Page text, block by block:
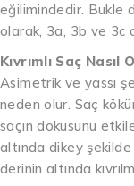
eğilimindedir. Bukle
olarak, 3a, 3b ve 3c
Kıvrımlı Saç Nasıl
Asimetrik ve yassı
neden olur. Saç
saçın dokusunu
altında dikey şekilde
derinin altında